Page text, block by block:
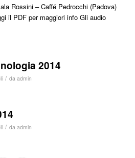
Rossini – Caffé Pedrocchi (Padova)
il PDF per maggiori info Gli audio
2014
/ da admin
/ da admin